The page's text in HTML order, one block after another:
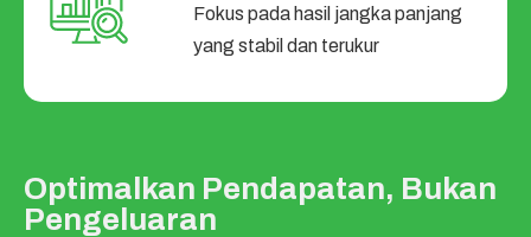
Fokus pada hasil jangka panjang
yang stabil dan terukur
Optimalkan Pendapatan, Bukan
Pengeluaran